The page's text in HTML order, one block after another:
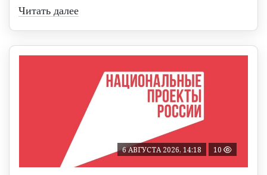
Читать далее
6 АВГУСТА 2026, 14:18 10